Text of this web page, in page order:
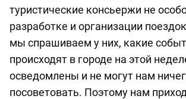
туристические консьержи не
разработке и организации
мы спрашиваем у них, какие
происходят в городе на этой
осведомлены и не могут нам
посоветовать. Поэтому нам